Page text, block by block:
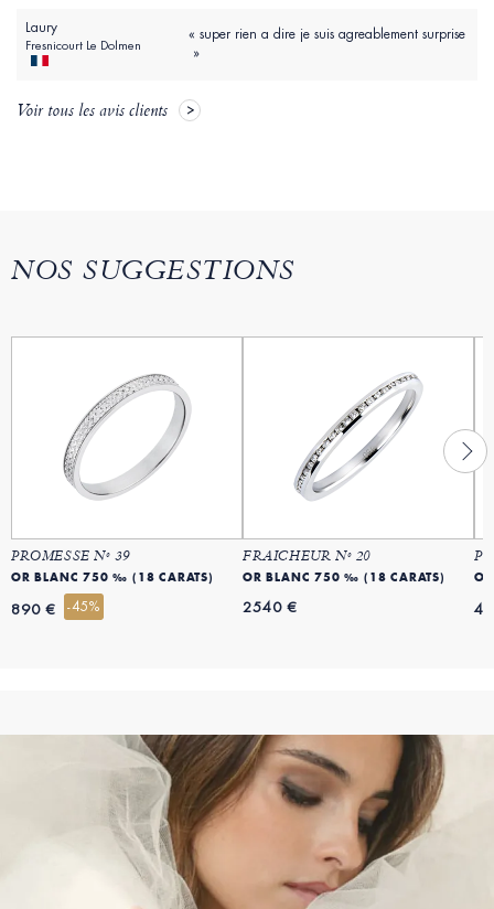
Laury
Fresnicourt Le Dolmen
« super rien a dire je suis agreablement surprise
»
Voir tous les avis clients
NOS SUGGESTIONS
PROMESSE Nº 39
OR BLANC 750 ‰ (18 CARATS)
890 € -45%
FRAICHEUR Nº 20
OR BLANC 750 ‰ (18 CARATS)
2540 €